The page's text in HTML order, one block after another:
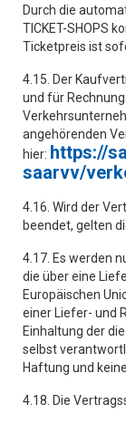
Durch die
TICKET-SHOPS
Ticketpreis ist
4.15. Der
und für
angehörenden
hier: https://
saarvv/
4.16. Wird der
beendet, gelten
4.17. Es werden
die über eine
Europäischen
einer Liefer- und
Einhaltung der
selbst
Haftung und
4.18. Die